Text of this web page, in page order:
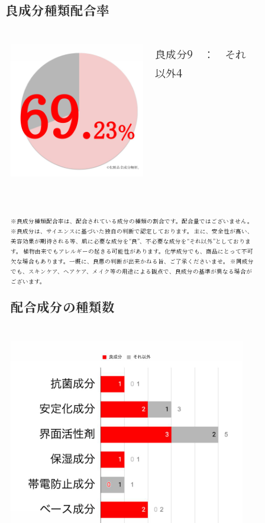
良成分種類配合率
良成分9 ： それ
以外4
※良成分種類配合率は、配合されている成分の種類の割合です。配合量ではございません。
※良成分は、サイエンスに基づいた独自の判断で認定しております。 主に、安全性が高い、
美容効果が期待される等、肌に必要な成分を“良”、不必要な成分を“それ以外”としておりま
す。 植物由来でもアレルギーの起きる可能性があります。化学成分でも、商品にとって不可
欠な場合もあります。一概に、良悪の判断が出来かねる旨、ご了承くださいませ。 ※同成分
でも、スキンケア、ヘアケア、メイク等の用途による観点で、良成分の基準が異なる場合が
ございます。
配合成分の種類数